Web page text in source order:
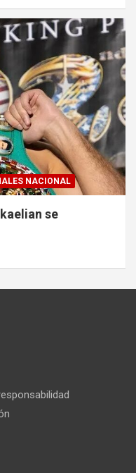
NACIONAL
se